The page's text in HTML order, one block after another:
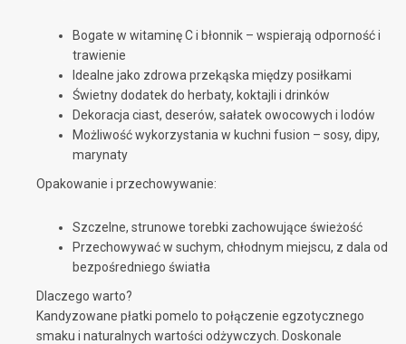
Bogate w witaminę C i błonnik – wspierają odporność i
trawienie
Idealne jako zdrowa przekąska między posiłkami
Świetny dodatek do herbaty, koktajli i drinków
Dekoracja ciast, deserów, sałatek owocowych i lodów
Możliwość wykorzystania w kuchni fusion – sosy, dipy,
marynaty
Opakowanie i przechowywanie:
Szczelne, strunowe torebki zachowujące świeżość
Przechowywać w suchym, chłodnym miejscu, z dala od
bezpośredniego światła
Dlaczego warto?
Kandyzowane płatki pomelo to połączenie egzotycznego
smaku i naturalnych wartości odżywczych. Doskonale